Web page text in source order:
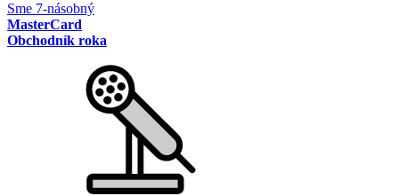
Sme 7-násobný
MasterCard
Obchodník roka